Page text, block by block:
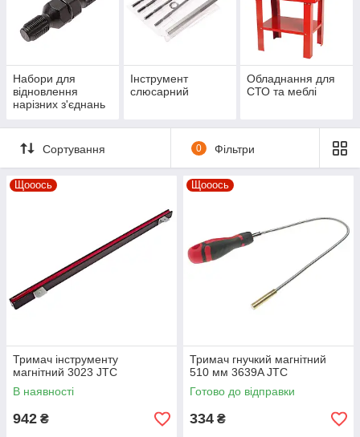
Набори для
відновлення
нарізних з'єднань
Інструмент
слюсарний
Обладнання для
СТО та меблі
Сортування 0 Фільтри
Щооось
Тримач інструменту
магнітний 3023 JTC
В наявності
942 ₴
Щооось
Тримач гнучкий магнітний
510 мм 3639A JTC
Готово до відправки
334 ₴